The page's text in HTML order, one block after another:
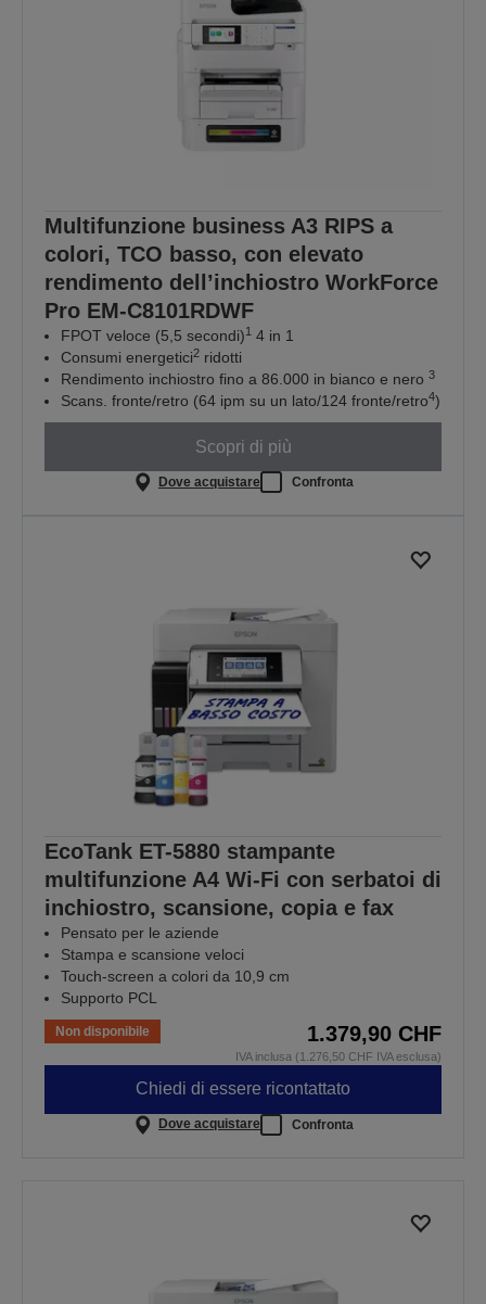
Multifunzione business A3 RIPS a
colori, TCO basso, con elevato
rendimento dell’inchiostro WorkForce
Pro EM-C8101RDWF
FPOT veloce (5,5 secondi)1 4 in 1
Consumi energetici2 ridotti
Rendimento inchiostro fino a 86.000 in bianco e nero 3
Scans. fronte/retro (64 ipm su un lato/124 fronte/retro4)
Scopri di più
Dove acquistare Confronta
EcoTank ET-5880 stampante
multifunzione A4 Wi-Fi con serbatoi di
inchiostro, scansione, copia e fax
Pensato per le aziende
Stampa e scansione veloci
Touch-screen a colori da 10,9 cm
Supporto PCL
Non disponibile 1.379,90 CHF
IVA inclusa (1.276,50 CHF IVA esclusa)
Chiedi di essere ricontattato
Dove acquistare Confronta